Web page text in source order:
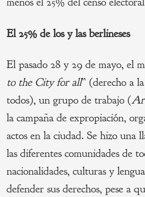
El 25% de los y las berlineses
El pasado 28 y 29 de mayo, el
to the City for all” (derecho a
todos), un grupo de trabajo (
la campaña de expropiación,
actos en la ciudad. Se hizo una
las diferentes comunidades de
nacionalidades, culturas y
defender sus derechos, pese a